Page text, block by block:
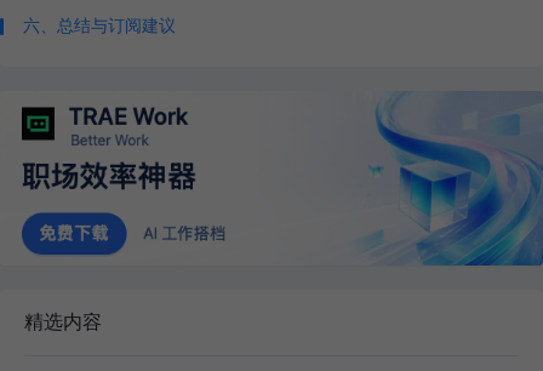
六、总结与订阅建议
精选内容